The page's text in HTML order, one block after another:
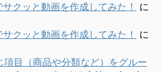
クッと動画を作成してみた！
に
クッと動画を作成してみた！
に
項目（商品や分類など）をグルー